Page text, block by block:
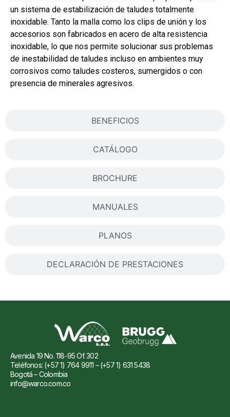
BENEFICIOS
CATÁLOGO
BROCHURE
MANUALES
PLANOS
DECLARACIÓN DE PRESTACIONES
un sistema de estabilización de taludes totalmente
inoxidable. Tanto la malla como los clips de unión y los
accesorios son fabricados en acero de alta resistencia
inoxidable, lo que nos permite solucionar sus problemas
de inestabilidad de taludes incluso en ambientes muy
corrosivos como taludes costeros, sumergidos o con
presencia de minerales agresivos.
Avenida 19 No. 118-95 Of. 302
Teléfonos: (+57 1) 764 9911 – (+57 1) 631 5438
Bogotá – Colombia
info@warco.com.co